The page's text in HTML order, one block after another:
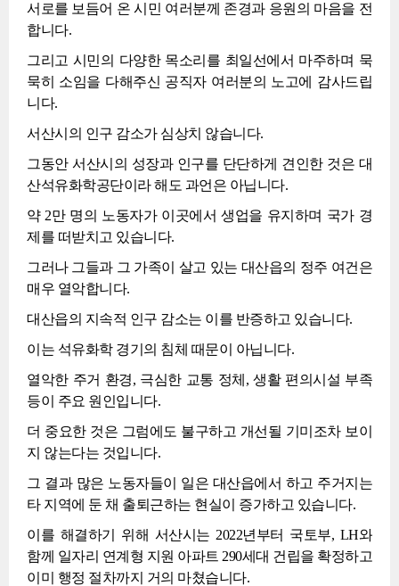
서로를 보듬어 온 시민 여러분께 존경과 응원의 마음을 전
합니다.
그리고 시민의 다양한 목소리를 최일선에서 마주하며 묵
묵히 소임을 다해주신 공직자 여러분의 노고에 감사드립
니다.
서산시의 인구 감소가 심상치 않습니다.
그동안 서산시의 성장과 인구를 단단하게 견인한 것은 대
산석유화학공단이라 해도 과언은 아닙니다.
약 2만 명의 노동자가 이곳에서 생업을 유지하며 국가 경
제를 떠받치고 있습니다.
그러나 그들과 그 가족이 살고 있는 대산읍의 정주 여건은
매우 열악합니다.
대산읍의 지속적 인구 감소는 이를 반증하고 있습니다.
이는 석유화학 경기의 침체 때문이 아닙니다.
열악한 주거 환경, 극심한 교통 정체, 생활 편의시설 부족
등이 주요 원인입니다.
더 중요한 것은 그럼에도 불구하고 개선될 기미조차 보이
지 않는다는 것입니다.
그 결과 많은 노동자들이 일은 대산읍에서 하고 주거지는
타 지역에 둔 채 출퇴근하는 현실이 증가하고 있습니다.
이를 해결하기 위해 서산시는 2022년부터 국토부, LH와
함께 일자리 연계형 지원 아파트 290세대 건립을 확정하고
이미 행정 절차까지 거의 마쳤습니다.